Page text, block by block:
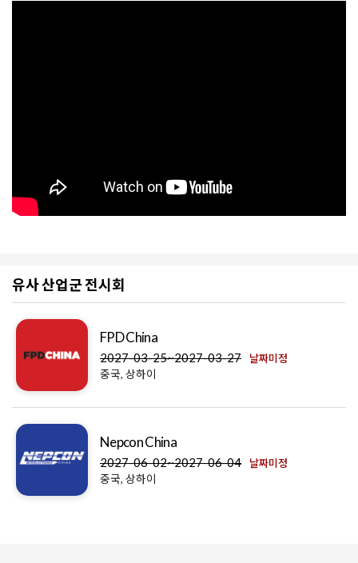
유사 산업군 전시회
FPD China
2027-03-25~2027-03-27 날짜미정
중국, 상하이
Nepcon China
2027-06-02~2027-06-04 날짜미정
중국, 상하이